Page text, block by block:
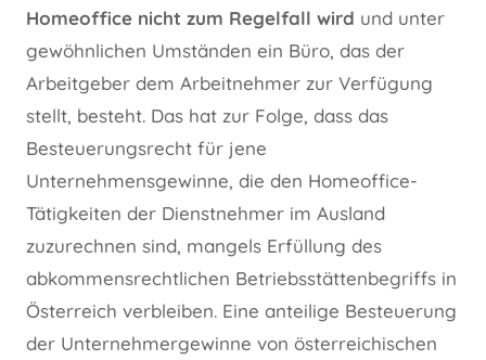
Homeoffice nicht zum Regelfall wird und unter
gewöhnlichen Umständen ein Büro, das der
Arbeitgeber dem Arbeitnehmer zur Verfügung
stellt, besteht. Das hat zur Folge, dass das
Besteuerungsrecht für jene
Unternehmensgewinne, die den Homeoffice-
Tätigkeiten der Dienstnehmer im Ausland
zuzurechnen sind, mangels Erfüllung des
abkommensrechtlichen Betriebsstättenbegriffs in
Österreich verbleiben. Eine anteilige Besteuerung
der Unternehmergewinne von österreichischen